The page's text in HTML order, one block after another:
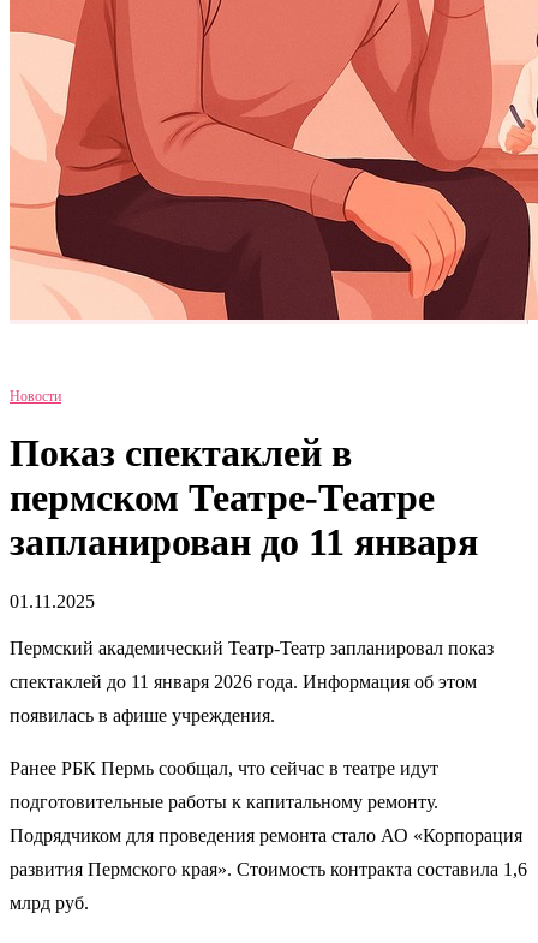
Новости
Показ спектаклей в
пермском Театре-Театре
запланирован до 11 января
01.11.2025
Пермский академический Театр-Театр запланировал показ
спектаклей до 11 января 2026 года. Информация об этом
появилась в афише учреждения.
Ранее РБК Пермь сообщал, что сейчас в театре идут
подготовительные работы к капитальному ремонту.
Подрядчиком для проведения ремонта стало АО «Корпорация
развития Пермского края». Стоимость контракта составила 1,6
млрд руб.